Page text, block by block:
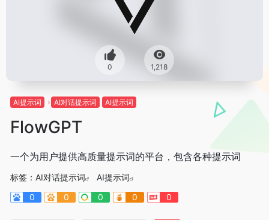
0 1,218
AI提示词 AI对话提示词 AI提示词
FlowGPT
一个为用户提供高质量提示词的平台，包含各种提示词
标签： AI对话提示词
AI提示词
0
0 0 0 0